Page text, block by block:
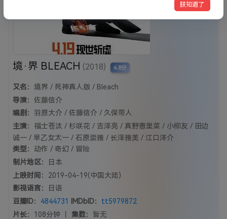
境·界 BLEACH (2018) 4.8分
又名： 境界 / 死神真人版 / Bleach
导演： 佐藤信介
编剧： 羽原大介 / 佐藤信介 / 久保带人
主演： 福士苍汰 / 杉咲花 / 吉泽亮 / 真野惠里菜 / 小柳友 / 田边
诚一 / 早乙女太一 / 石原崇雅 / 长泽雅美 / 江口洋介
类型： 动作 / 奇幻 / 冒险
制片地区：
日本
上映时间： 2019-04-19(中国大陆)
影视语言：
日语
豆瓣ID： 4844731 IMDbID： tt5979872
片长： 108分钟 丨 集数： 暂无
朕知道了